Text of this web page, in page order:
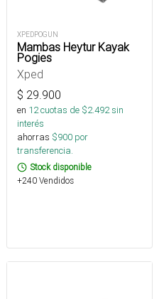
XPEDPOGUN
Mambas Heytur Kayak
Pogies
Xped
$ 29.900
en 12cuotas de $2.492sin
interés
ahorras $900 por
transferencia.
Stock disponible
+240 Vendidos